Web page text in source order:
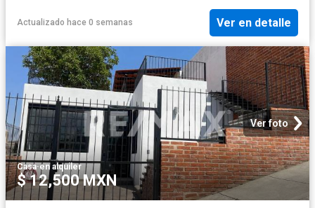
Actualizado hace 0 semanas Ver en detalle
Ver foto
Casa·en alquiler
$ 12,500 MXN